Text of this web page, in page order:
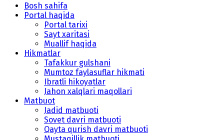
Bosh sahifa
Portal haqida
Portal tarixi
Sayt xaritasi
Muallif haqida
Hikmatlar
Tafakkur gulshani
Mumtoz faylasuflar hikmati
Ibratli hikoyatlar
Jahon xalqlari maqollari
Matbuot
Jadid matbuoti
Sovet davri matbuoti
Qayta qurish davri matbuoti